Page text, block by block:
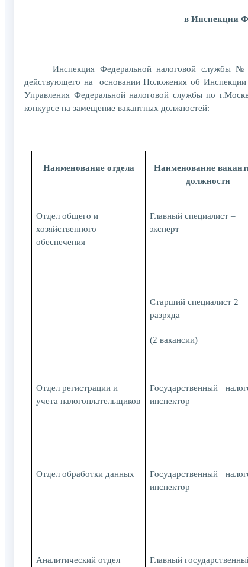
в Инспекции
Инспекция Федеральной налоговой службы
действующего на основании Положения об
Управления Федеральной налоговой службы по
конкурсе на замещение вакантных должностей:
Наименование отдела
Наименование
должности
Отдел общего и
хозяйственного
обеспечения
Главный специалист –
эксперт
Старший специалист 2
разряда
(2 вакансии)
Отдел регистрации и
учета налогоплательщиков
Государственный
инспектор
Отдел обработки данных
Государственный
инспектор
Аналитический отдел
Главный